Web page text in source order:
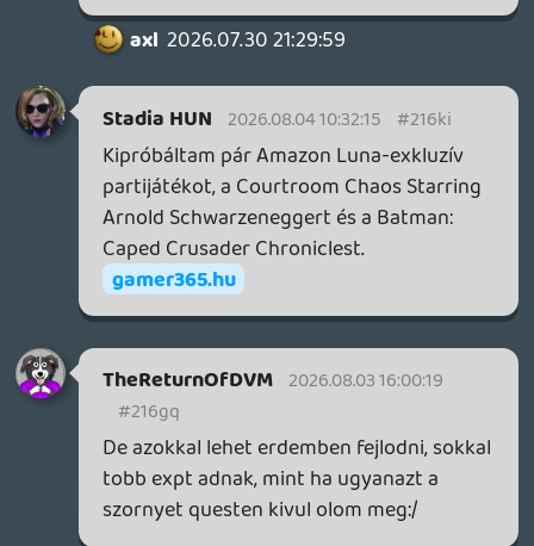
day1 fullos játékokat. Július Halo,
augusztusban meg az új Plague Tale lesz
Én most a Unicorn Overlordra csúsztam
rá, úgy voltam vele, megnézem mielőtt
távozik PS+ Extrából, nagyon darálja az
óráikat. A sztori/karakterek semmi extra,
de ez az autobattler, taktikus gameplay
nagyon addiktív.
TheReturnOfDVM
#216dy
Xenoblade Chronicles Definitive Edition
A XCX-ről lepattantam (nagyon steril és
MMO-s volt), ez - egyelőre - tetszik. A
felújítás jó lett, nem annyira érezni, hogy
16 éves játék. A harcra még egyelőre nem